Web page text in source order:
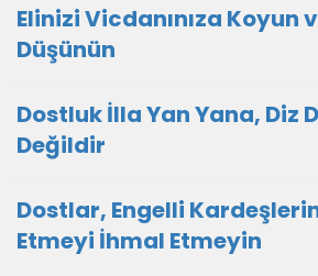
Elinizi Vicdanınıza Koyun
Düşünün
Dostluk İlla Yan Yana, Diz
Değildir
Dostlar, Engelli
Etmeyi İhmal Etmeyin